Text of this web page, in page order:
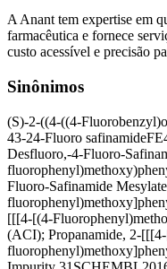
A Anant tem expertise em
farmacêutica e fornece
custo acessível e precisão
Sinônimos
(S)-2-((4-((4-
43-24-Fluoro safinamide
Desfluoro,-4-Fluoro-
Fluoro-Safinamide
[[[4-[(4-
(ACI); Propanamide, 2-